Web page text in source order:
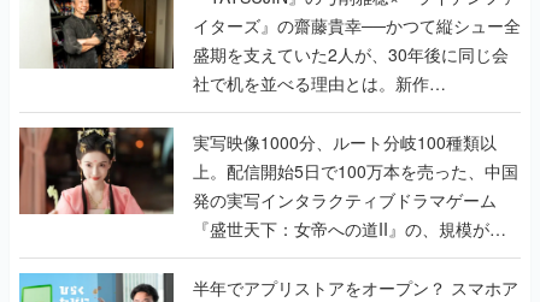
イターズ』の齋藤貴幸──かつて縦シュー全
盛期を支えていた2人が、30年後に同じ会
社で机を並べる理由とは。新作
『TATSUJIN EXTREME』で初タッグを組
んだレジェンド2人に訊く開発秘話
実写映像1000分、ルート分岐100種類以
上。配信開始5日で100万本を売った、中国
発の実写インタラクティブドラマゲーム
『盛世天下：女帝への道II』の、規模が違
うこだわりをプロデューサーに聞いた
半年でアプリストアをオープン？ スマホア